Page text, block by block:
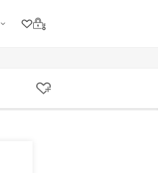
クリップリスト
ログイン
クリップする